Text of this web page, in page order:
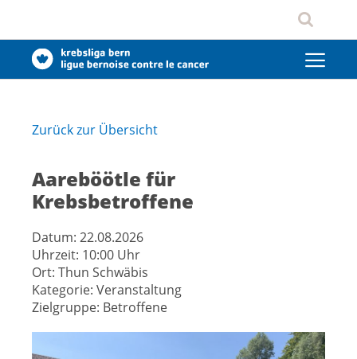
Zurück zur Übersicht
Aareböötle für
Krebsbetroffene
Datum: 22.08.2026
Uhrzeit: 10:00 Uhr
Ort: Thun Schwäbis
Kategorie: Veranstaltung
Zielgruppe: Betroffene